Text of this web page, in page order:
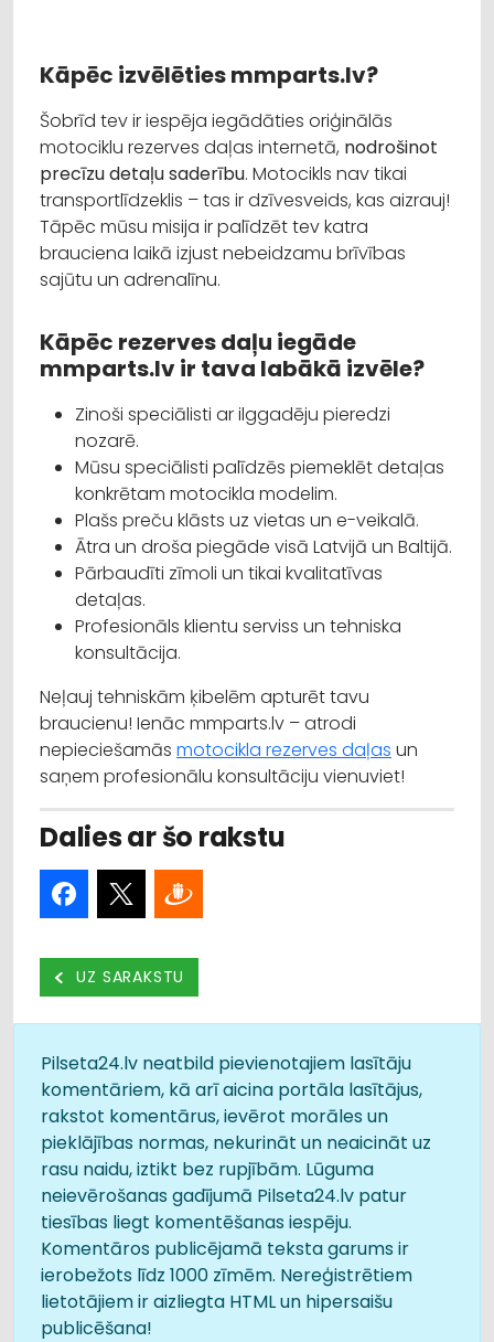
Kāpēc izvēlēties mmparts.lv?
Šobrīd tev ir iespēja iegādāties oriģinālās
motociklu rezerves daļas internetā, nodrošinot
precīzu detaļu saderību. Motocikls nav tikai
transportlīdzeklis – tas ir dzīvesveids, kas aizrauj!
Tāpēc mūsu misija ir palīdzēt tev katra
brauciena laikā izjust nebeidzamu brīvības
sajūtu un adrenalīnu.
Kāpēc rezerves daļu iegāde
mmparts.lv ir tava labākā izvēle?
Zinoši speciālisti ar ilggadēju pieredzi
nozarē.
Mūsu speciālisti palīdzēs piemeklēt detaļas
konkrētam motocikla modelim.
Plašs preču klāsts uz vietas un e-veikalā.
Ātra un droša piegāde visā Latvijā un Baltijā.
Pārbaudīti zīmoli un tikai kvalitatīvas
detaļas.
Profesionāls klientu serviss un tehniska
konsultācija.
Neļauj tehniskām ķibelēm apturēt tavu
braucienu! Ienāc mmparts.lv – atrodi
nepieciešamās motocikla rezerves daļas un
saņem profesionālu konsultāciju vienuviet!
Dalies ar šo rakstu
UZ SARAKSTU
Pilseta24.lv neatbild pievienotajiem lasītāju
komentāriem, kā arī aicina portāla lasītājus,
rakstot komentārus, ievērot morāles un
pieklājības normas, nekurināt un neaicināt uz
rasu naidu, iztikt bez rupjībām. Lūguma
neievērošanas gadījumā Pilseta24.lv patur
tiesības liegt komentēšanas iespēju.
Komentāros publicējamā teksta garums ir
ierobežots līdz 1000 zīmēm. Nereģistrētiem
lietotājiem ir aizliegta HTML un hipersaišu
publicēšana!